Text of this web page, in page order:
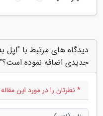
جدیدی اضافه نموده است؟"
* نظرتان را در مورد این